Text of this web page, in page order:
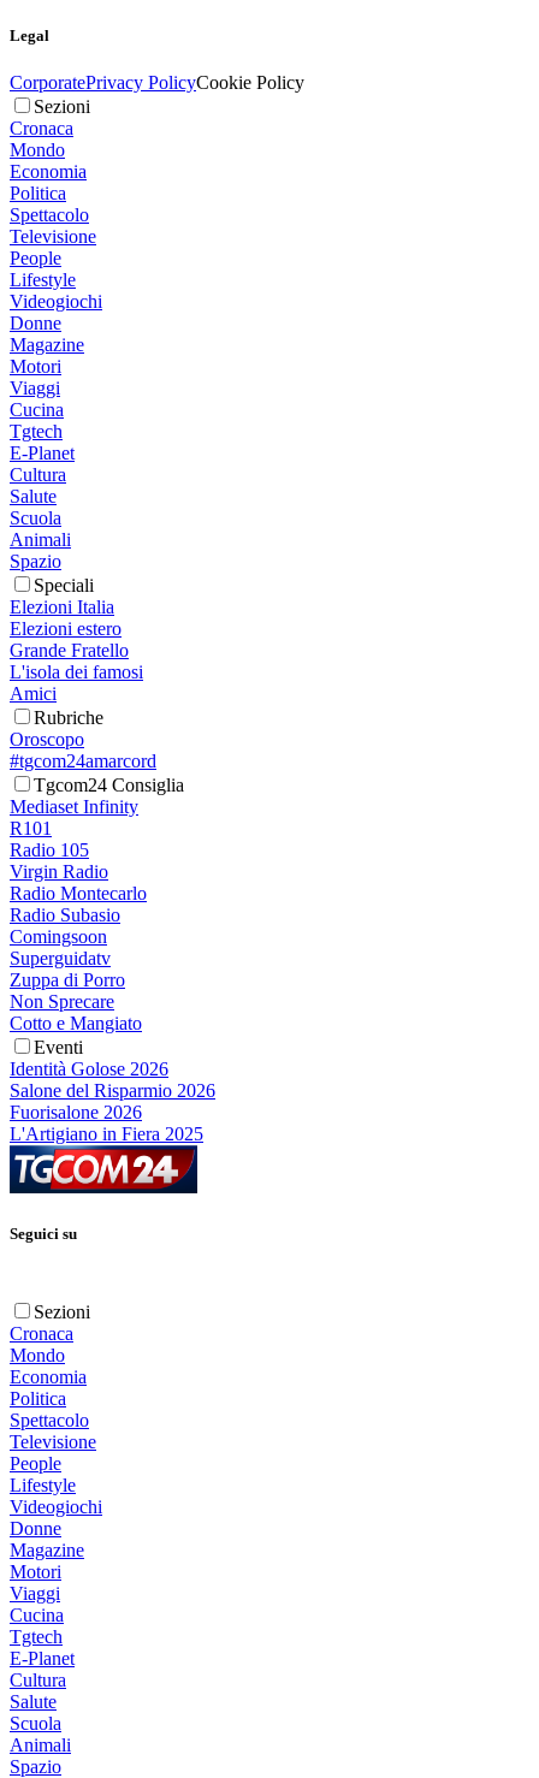
Legal
CorporatePrivacy PolicyCookie Policy
Sezioni
Cronaca
Mondo
Economia
Politica
Spettacolo
Televisione
People
Lifestyle
Videogiochi
Donne
Magazine
Motori
Viaggi
Cucina
Tgtech
E-Planet
Cultura
Salute
Scuola
Animali
Spazio
Speciali
Elezioni Italia
Elezioni estero
Grande Fratello
L'isola dei famosi
Amici
Rubriche
Oroscopo
#tgcom24amarcord
Tgcom24 Consiglia
Mediaset Infinity
R101
Radio 105
Virgin Radio
Radio Montecarlo
Radio Subasio
Comingsoon
Superguidatv
Zuppa di Porro
Non Sprecare
Cotto e Mangiato
Eventi
Identità Golose 2026
Salone del Risparmio 2026
Fuorisalone 2026
L'Artigiano in Fiera 2025
Seguici su
Sezioni
Cronaca
Mondo
Economia
Politica
Spettacolo
Televisione
People
Lifestyle
Videogiochi
Donne
Magazine
Motori
Viaggi
Cucina
Tgtech
E-Planet
Cultura
Salute
Scuola
Animali
Spazio